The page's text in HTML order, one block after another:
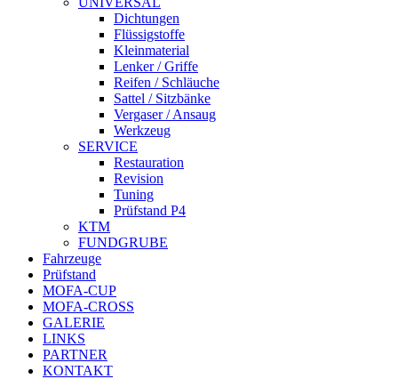
Dichtungen
Flüssigstoffe
Kleinmaterial
Lenker / Griffe
Reifen / Schläuche
Sattel / Sitzbänke
Vergaser / Ansaug
Werkzeug
SERVICE
Restauration
Revision
Tuning
Prüfstand P4
KTM
FUNDGRUBE
Fahrzeuge
Prüfstand
MOFA-CUP
MOFA-CROSS
GALERIE
LINKS
PARTNER
KONTAKT